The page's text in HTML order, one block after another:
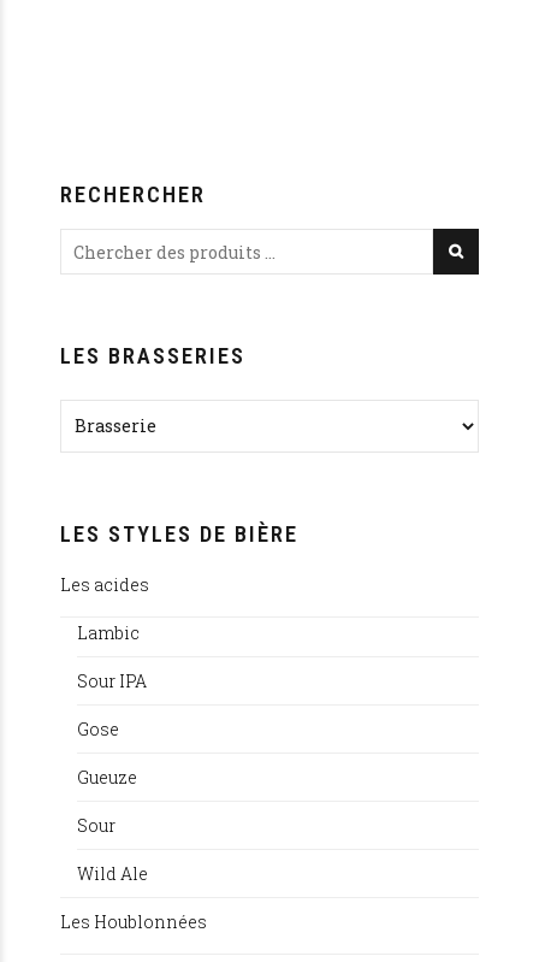
RECHERCHER
LES BRASSERIES
LES STYLES DE BIÈRE
Les acides
Lambic
Sour IPA
Gose
Gueuze
Sour
Wild Ale
Les Houblonnées